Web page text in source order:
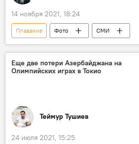
14 ноября 2021, 18:24
Плавание Фото
СМИ
журналисты
Еще две потери Азербайджана на
Олимпийских играх в Токио
Теймур Тушиев
24 июля 2021, 15:25